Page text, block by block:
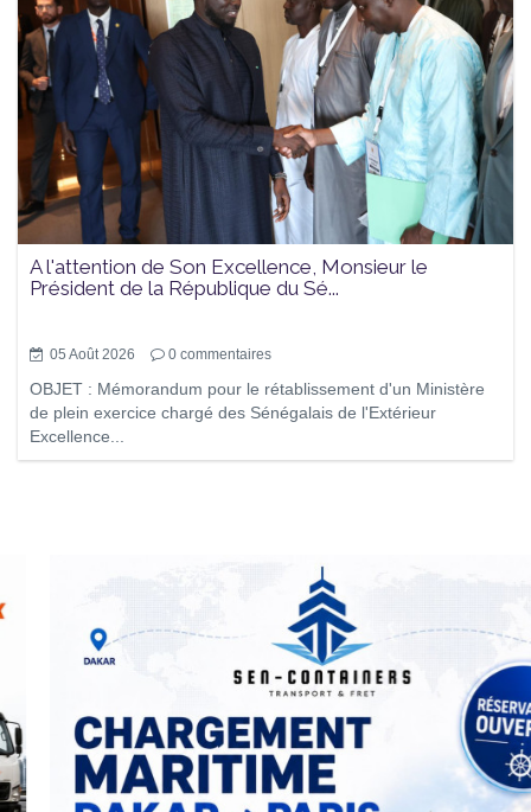
A l'attention de Son Excellence, Monsieur le
Président de la République du Sé...
05 Août 2026 0 commentaires
OBJET : Mémorandum pour le rétablissement d'un Ministère
de plein exercice chargé des Sénégalais de l'Extérieur
Excellence...